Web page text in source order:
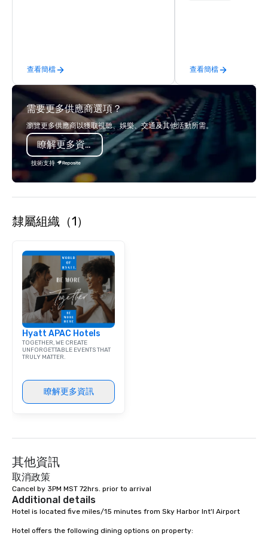
jean bash or a formal black-tie affair,
StarAlliance Band adapts to the
occasion. From corporate events and
private parties to weddings,
anniversaries, and more, they’ve got
you covered. Song Variety: Their
extensive repertoire spans genres
and eras, including classic rock, pop,
today’s hits, country, dance, oldies,
soft rock, and jazz. You can even
experience live band karaoke with
gifted co-vocalists sharing leads and
audience, create a positive
atmosphere, and ensure everyone has
a great time. Acoustic Duo: In addition
to their full live band experience,
StarAlliance offers an acoustic duo.
Same great energy and variety, but in
an affordable acoustic setting.
Serving the greater Phoenix/Tucson
region. ★ STAR LYNN FIEGENER- LEAD
FIEGENER- GUITARS, LEAD AND
BACKGROUND VOCALS ★ ★ DAVE
查看簡檔
back because we
effortless, making
brilliant with stunning
leadership loves.
查看簡檔
需要更多供應商選項？
瀏覽更多供應商以獲取視聽、娛樂、交通及其他活動所需。
瞭解更多資訊
技術支持
隸屬組織（1）
Hyatt APAC Hotels
TOGETHER, WE CREATE
UNFORGETTABLE EVENTS THAT
TRULY MATTER.
瞭解更多資訊
其他資訊
取消政策
Cancel by 3PM MST 72hrs. prior to arrival
Additional details
Hotel is located five miles/15 minutes from Sky Harbor Int'l Airport
Hotel offers the following dining options on property: